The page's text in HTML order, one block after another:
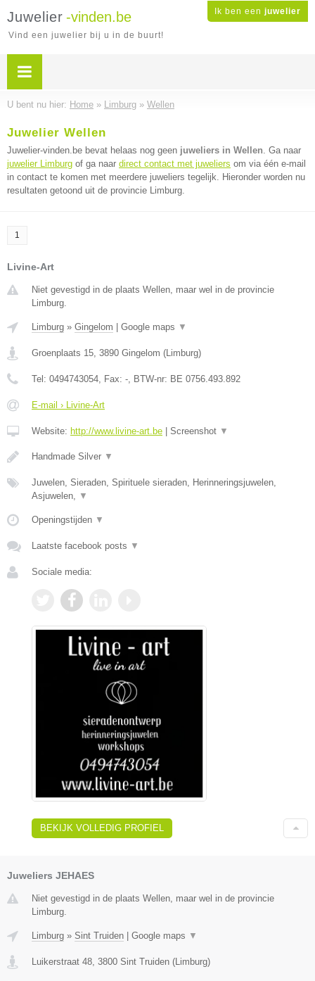
Ik ben een juwelier
Juwelier -vinden.be
Vind een juwelier bij u in de buurt!
U bent nu hier: Home » Limburg » Wellen
Juwelier Wellen
Juwelier-vinden.be bevat helaas nog geen juweliers in Wellen. Ga naar
juwelier Limburg of ga naar direct contact met juweliers om via één e-mail
in contact te komen met meerdere juweliers tegelijk. Hieronder worden nu
resultaten getoond uit de provincie Limburg.
1
Livine-Art
Niet gevestigd in de plaats Wellen, maar wel in de provincie
Limburg.
Limburg » Gingelom Google maps ▼
Groenplaats 15, 3890 Gingelom (Limburg)
Tel: 0494743054, Fax: -, BTW-nr: BE 0756.493.892
E-mail › Livine-Art
Website: http://www.livine-art.be Screenshot ▼
Handmade Silver ▼
Juwelen, Sieraden, Spirituele sieraden, Herinneringsjuwelen,
Asjuwelen, ▼
Openingstijden ▼
Laatste facebook posts ▼
Sociale media:
BEKIJK VOLLEDIG PROFIEL
Juweliers JEHAES
Niet gevestigd in de plaats Wellen, maar wel in de provincie
Limburg.
Limburg » Sint Truiden Google maps ▼
Luikerstraat 48 3800 Sint Truiden ( Limburg)